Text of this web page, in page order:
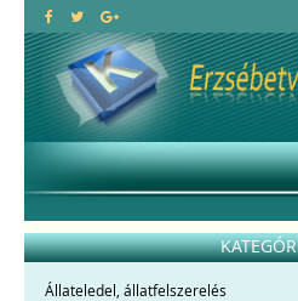
Állateledel, állatfelszerelés